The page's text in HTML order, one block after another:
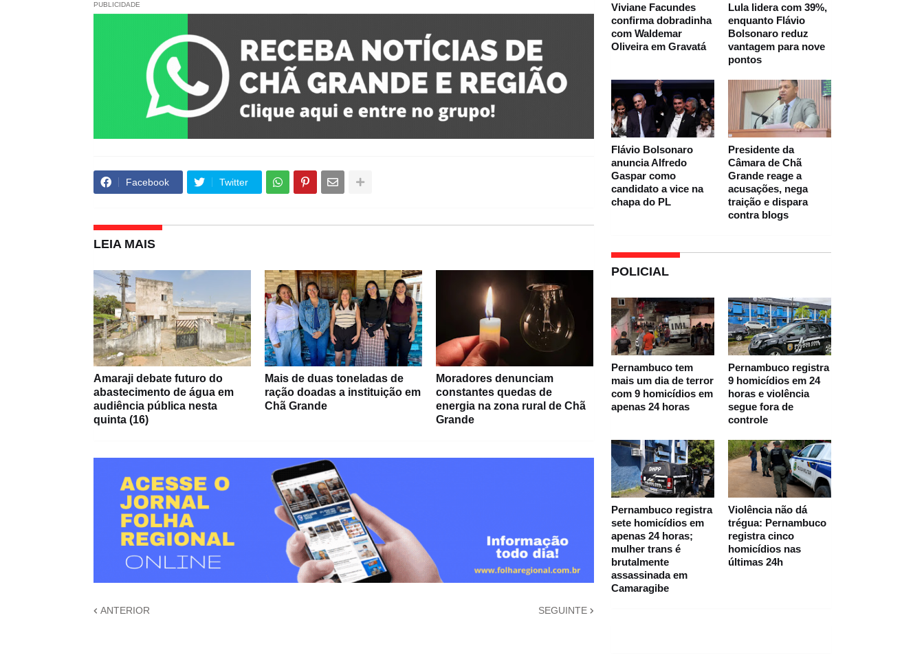
PUBLICIDADE
Facebook Twitter
LEIA MAIS
Amaraji debate futuro do
abastecimento de água em
audiência pública nesta
quinta (16)
Mais de duas toneladas de
ração doadas a instituição em
Chã Grande
Moradores denunciam
constantes quedas de
energia na zona rural de Chã
Grande
ANTERIOR SEGUINTE
Viviane Facundes
confirma dobradinha
com Waldemar
Oliveira em Gravatá
Lula lidera com 39%,
enquanto Flávio
Bolsonaro reduz
vantagem para nove
pontos
Flávio Bolsonaro
anuncia Alfredo
Gaspar como
candidato a vice na
chapa do PL
Presidente da
Câmara de Chã
Grande reage a
acusações, nega
traição e dispara
contra blogs
POLICIAL
Pernambuco tem
mais um dia de terror
com 9 homicídios em
apenas 24 horas
Pernambuco registra
9 homicídios em 24
horas e violência
segue fora de
controle
Pernambuco registra
sete homicídios em
apenas 24 horas;
mulher trans é
brutalmente
assassinada em
Camaragibe
Violência não dá
trégua: Pernambuco
registra cinco
homicídios nas
últimas 24h